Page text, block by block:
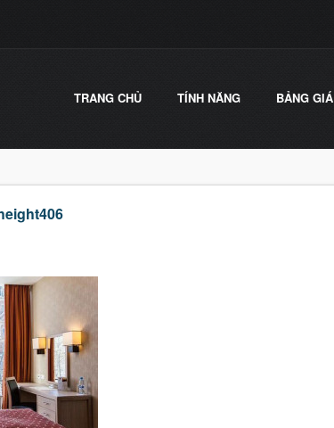
TRANG CHỦ TÍNH NĂNG BẢNG GIÁ